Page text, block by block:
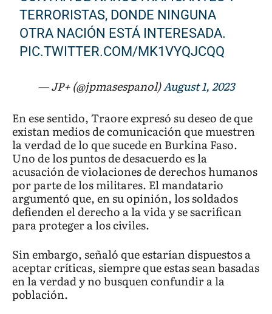
TERRORISTAS, DONDE NINGUNA
OTRA NACIÓN ESTÁ INTERESADA.
PIC.TWITTER.COM/MK1VYQJCQQ
— JP+ (@jpmasespanol)August 1, 2023
En ese sentido, Traore expresó su deseo de que
existan medios de comunicación que muestren
la verdad de lo que sucede en Burkina Faso.
Uno de los puntos de desacuerdo es la
acusación de violaciones de derechos humanos
por parte de los militares. El mandatario
argumentó que, en su opinión, los soldados
defienden el derecho a la vida y se sacrifican
para proteger a los civiles.
Sin embargo, señaló que estarían dispuestos a
aceptar críticas, siempre que estas sean basadas
en la verdad y no busquen confundir a la
población.